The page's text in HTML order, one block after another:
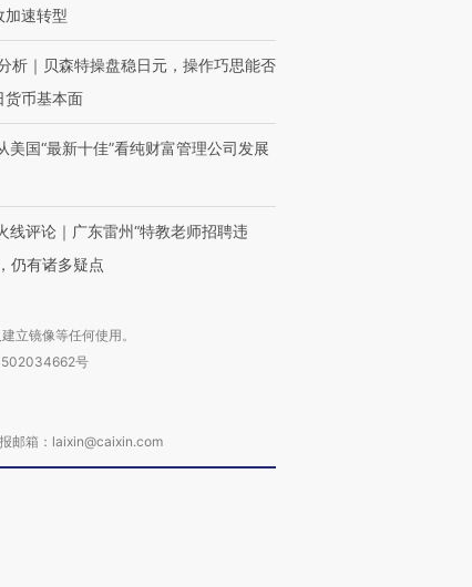
加速转型
析｜贝森特操盘稳日元，操作巧思能否
货币基本面
美国“最新十佳”看纯财富管理公司发展
线评论｜广东雷州“特教老师招聘违
仍有诸多疑点
立镜像等任何使用。
号
邮箱：laixin@caixin.com